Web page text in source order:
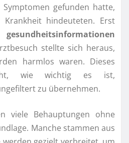
gefunden hatte,
hindeuteten. Erst
gesundheitsinformationen
stellte sich heraus,
harmlos waren. Dieses
wie wichtig es ist,
zu übernehmen.
viele Behauptungen ohne
Manche stammen aus